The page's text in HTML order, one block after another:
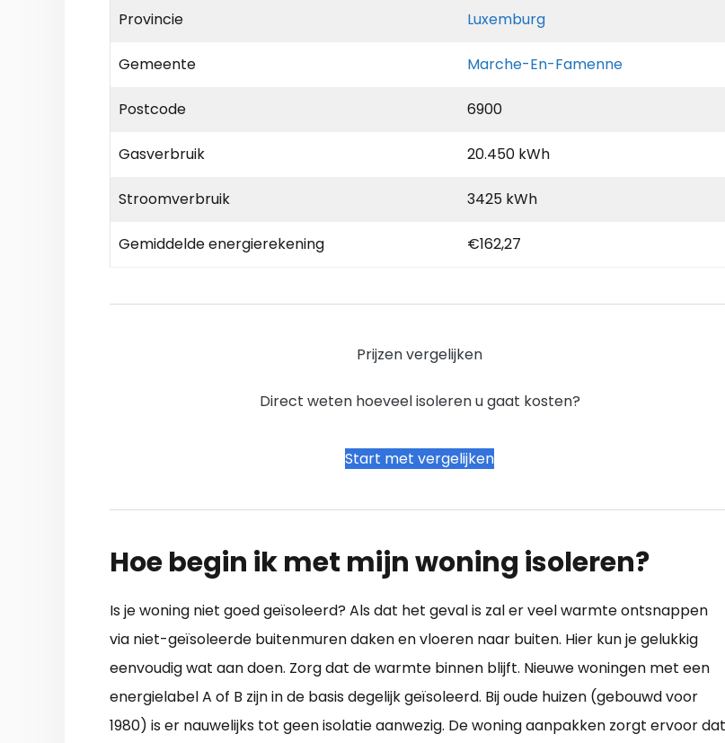
Provincie Luxemburg
Gemeente Marche-En-Famenne
Postcode 6900
Gasverbruik 20.450 kWh
Stroomverbruik 3425 kWh
Gemiddelde energierekening €162,27
Prijzen vergelijken
Direct weten hoeveel isoleren u gaat kosten?
Start met vergelijken
Hoe begin ik met mijn woning isoleren?
Is je woning niet goed geïsoleerd? Als dat het geval is zal er veel warmte ontsnappen
via niet-geïsoleerde buitenmuren daken en vloeren naar buiten. Hier kun je gelukkig
eenvoudig wat aan doen. Zorg dat de warmte binnen blijft. Nieuwe woningen met een
energielabel A of B zijn in de basis degelijk geïsoleerd. Bij oude huizen (gebouwd voor
1980) is er nauwelijks tot geen isolatie aanwezig. De woning aanpakken zorgt ervoor dat